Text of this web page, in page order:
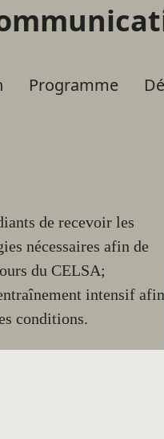
Programme
de recevoir les
nécessaires afin de
du CELSA;
intensif afin
conditions.